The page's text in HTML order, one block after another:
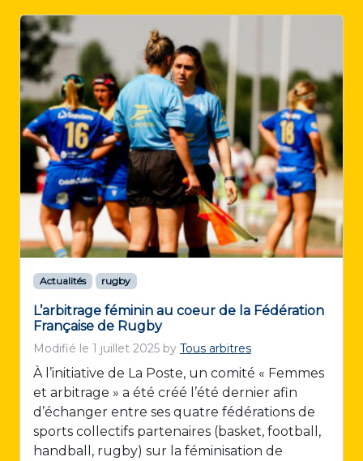
Actualités rugby
L’arbitrage féminin au coeur de la Fédération
Française de Rugby
Modifié le 1 juillet 2025 by Tous arbitres
À l’initiative de La Poste, un comité « Femmes
et arbitrage » a été créé l’été dernier afin
d’échanger entre ses quatre fédérations de
sports collectifs partenaires (basket, football,
handball, rugby) sur la féminisation de